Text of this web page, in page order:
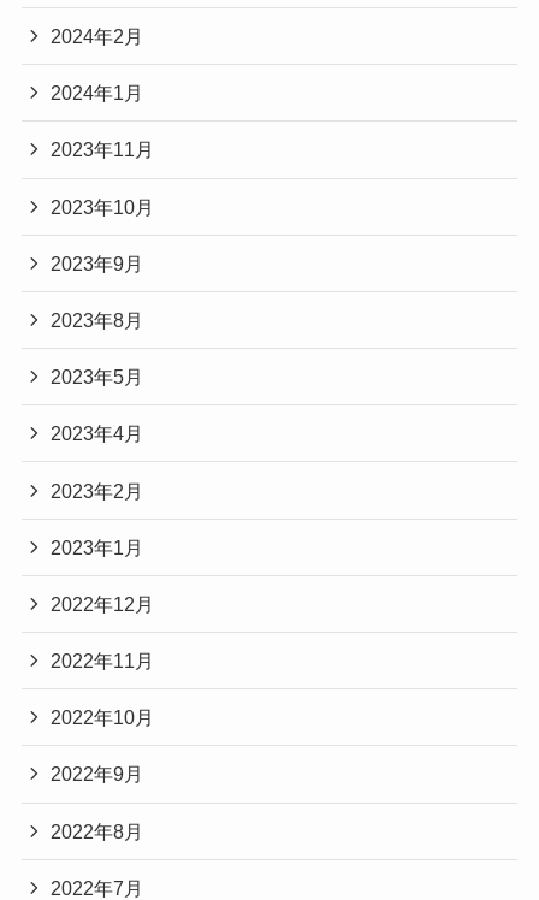
2024年2月
2024年1月
2023年11月
2023年10月
2023年9月
2023年8月
2023年5月
2023年4月
2023年2月
2023年1月
2022年12月
2022年11月
2022年10月
2022年9月
2022年8月
2022年7月